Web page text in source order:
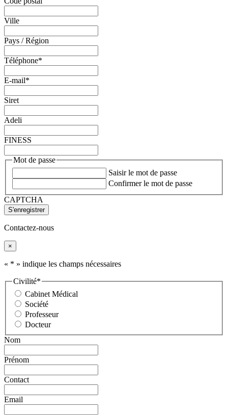
Ville
Pays / Région
Téléphone*
E-mail*
Siret
Adeli
FINESS
Mot de passe
Saisir le mot de passe
Confirmer le mot de passe
CAPTCHA
Contactez-nous
×
« * » indique les champs nécessaires
Civilité*
Cabinet Médical
Société
Professeur
Docteur
Nom
Prénom
Contact
Email